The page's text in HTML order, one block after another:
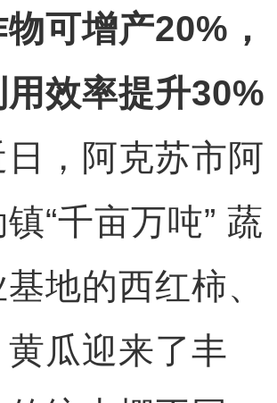
增产20%，
效率提升30%
阿克苏市阿
“千亩万吨” 蔬
地的西红柿、
瓜迎来了丰